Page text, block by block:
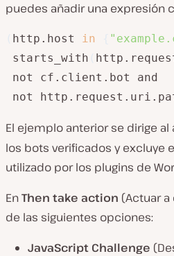
puedes añadir una expresión
http.host in
starts_with
not cf.client.bot and
not
El ejemplo anterior se dirige al
los bots verificados y excluye
utilizado por los plugins de
EnThen take action (Actuar
de las siguientes opciones:
JavaScript Challenge